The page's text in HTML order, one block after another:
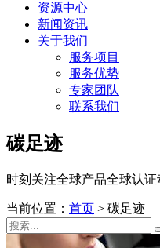
资源中心
新闻资讯
关于我们
服务项目
服务优势
专家团队
联系我们
碳足迹
时刻关注全球产品全球认证
当前位置： 首页 > 碳足迹